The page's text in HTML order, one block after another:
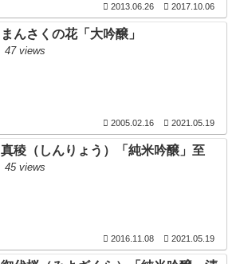
2013.06.26 2017.10.06
まんさくの花「大吟醸」
47 views
2005.02.16 2021.05.19
真稜（しんりょう）「純米吟醸」至
45 views
2016.11.08 2021.05.19